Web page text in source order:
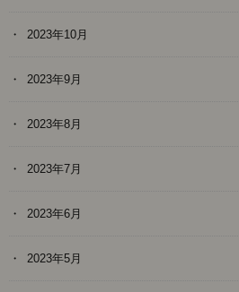
2023年10月
2023年9月
2023年8月
2023年7月
2023年6月
2023年5月